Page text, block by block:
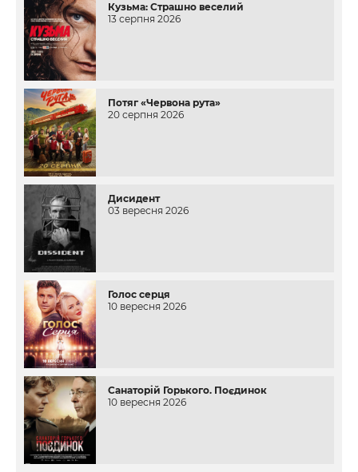
Кузьма: Страшно веселий
13 серпня 2026
Потяг «Червона рута»
20 серпня 2026
Дисидент
03 вересня 2026
Голос серця
10 вересня 2026
Санаторій Горького. Поєдинок
10 вересня 2026